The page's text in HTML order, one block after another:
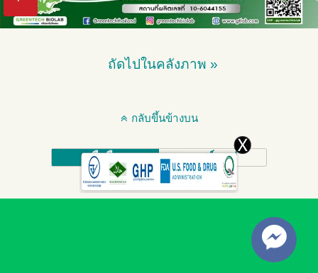
ถัดไปในคลังภาพ »
กลับขึ้นข้างบน
มือถือ เดสก์ทอป